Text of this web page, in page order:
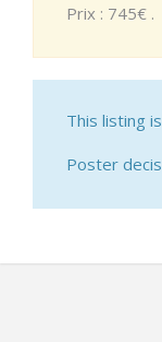
Prix : 745€ .
This listing
Poster